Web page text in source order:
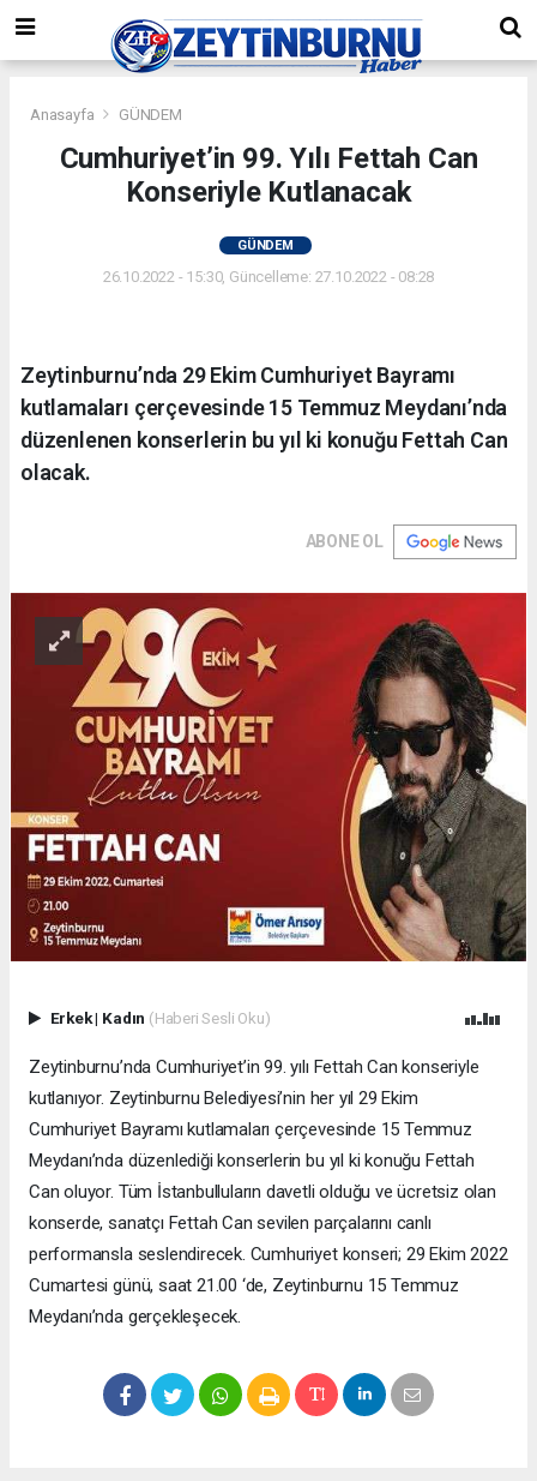
Anasayfa GÜNDEM
Cumhuriyet’in 99. Yılı Fettah Can
Konseriyle Kutlanacak
GÜNDEM
26.10.2022 - 15:30, Güncelleme: 27.10.2022 - 08:28
Zeytinburnu’nda 29 Ekim Cumhuriyet Bayramı
kutlamaları çerçevesinde 15 Temmuz Meydanı’nda
düzenlenen konserlerin bu yıl ki konuğu Fettah Can
olacak.
ABONE OL
Erkek| Kadın (Haberi Sesli Oku)
Zeytinburnu’nda Cumhuriyet’in 99. yılı Fettah Can konseriyle
kutlanıyor. Zeytinburnu Belediyesi’nin her yıl 29 Ekim
Cumhuriyet Bayramı kutlamaları çerçevesinde 15 Temmuz
Meydanı’nda düzenlediği konserlerin bu yıl ki konuğu Fettah
Can oluyor. Tüm İstanbulluların davetli olduğu ve ücretsiz olan
konserde, sanatçı Fettah Can sevilen parçalarını canlı
performansla seslendirecek. Cumhuriyet konseri; 29 Ekim 2022
Cumartesi günü, saat 21.00 ‘de, Zeytinburnu 15 Temmuz
Meydanı’nda gerçekleşecek.